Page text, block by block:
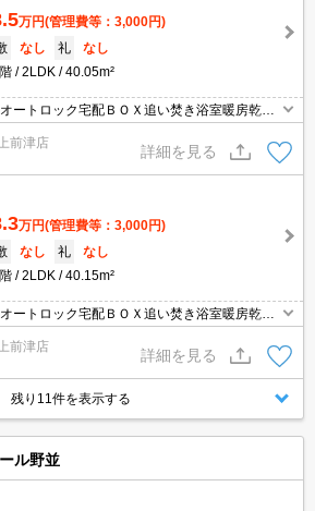
万円(管理費等：3,000円)
なし 礼
なし
2LDK 40.05m²
ートロック宅配ＢＯＸ追い焚き浴室暖房乾燥
前津店
詳細を見る
万円(管理費等：3,000円)
なし 礼
なし
2LDK 40.15m²
ートロック宅配ＢＯＸ追い焚き浴室暖房乾燥
前津店
詳細を見る
残り11件を表示する
ル野並